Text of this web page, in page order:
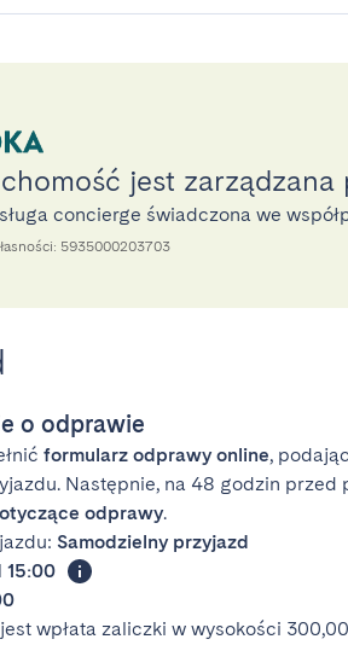
jest zarządzana
concierge świadczona we
5935000203703
o odprawie
formularz odprawy online,
Następnie, na 48 godzin przed
odprawy.
Samodzielny przyjazd
15:00
wpłata zaliczki w wysokości